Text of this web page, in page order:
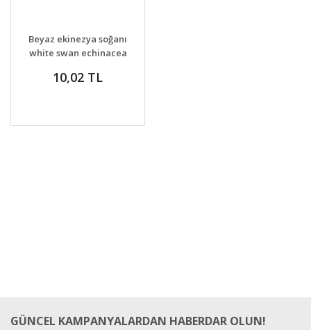
DETAYLAR
VER
Beyaz ekinezya soğanı
white swan echinacea
10,02 TL
GÜNCEL KAMPANYALARDAN HABERDAR OLUN!